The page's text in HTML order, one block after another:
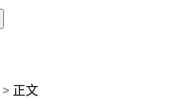
> 正文